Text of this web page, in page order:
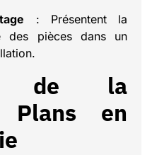
: Présentent la
des pièces dans un
de la
Plans en